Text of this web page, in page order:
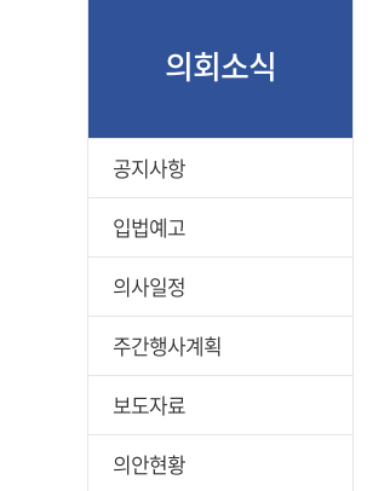
의회소식
공지사항
입법예고
의사일정
주간행사계획
보도자료
의안현황